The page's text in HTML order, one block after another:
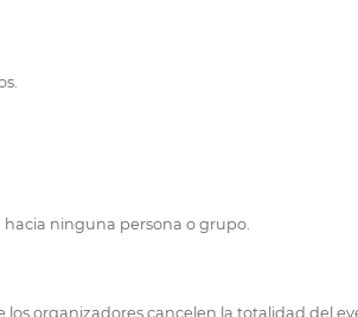
ninguna persona o grupo.
los organizadores cancelen la totalidad del